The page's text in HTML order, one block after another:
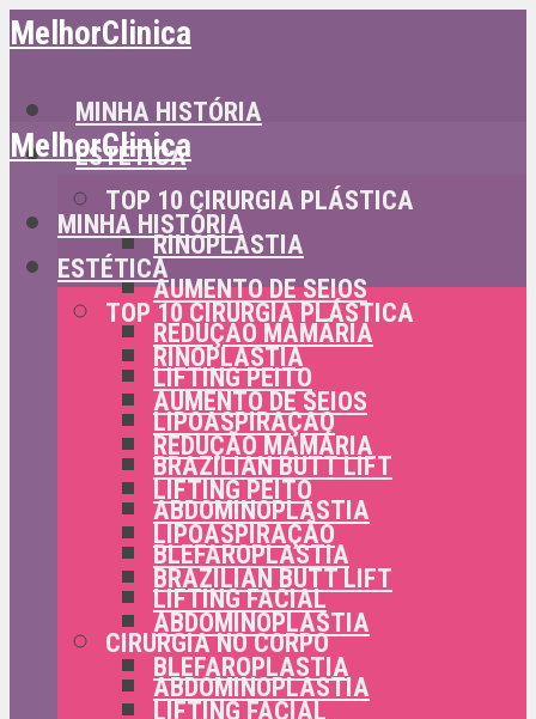
MelhorClinica
MINHA HISTÓRIA
ESTÉTICA
TOP 10 CIRURGIA PLÁSTICA
RINOPLASTIA
AUMENTO DE SEIOS
REDUÇÃO MAMÁRIA
LIFTING PEITO
LIPOASPIRAÇÃO
BRAZILIAN BUTT LIFT
ABDOMINOPLASTIA
BLEFAROPLASTIA
LIFTING FACIAL
CIRURGIA NO CORPO
ABDOMINOPLASTIA
MelhorClinica
MINHA HISTÓRIA
ESTÉTICA
TOP 10 CIRURGIA PLÁSTICA
RINOPLASTIA
AUMENTO DE SEIOS
REDUÇÃO MAMÁRIA
LIFTING PEITO
LIPOASPIRAÇÃO
BRAZILIAN BUTT LIFT
ABDOMINOPLASTIA
BLEFAROPLASTIA
LIFTING FACIAL